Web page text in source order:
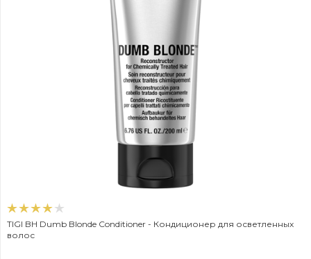
TIGI BH Dumb Blonde Conditioner - Кондиционер для осветленных
волос